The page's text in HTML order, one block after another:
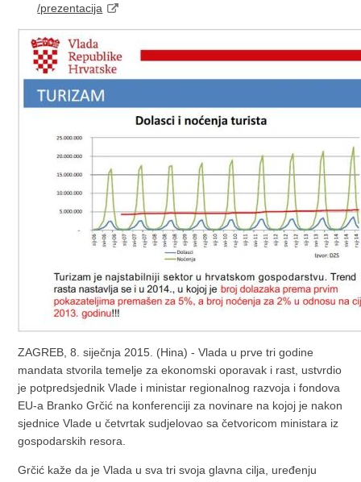
/prezentacija
ZAGREB, 8. siječnja 2015. (Hina) - Vlada u prve tri godine
mandata stvorila temelje za ekonomski oporavak i rast, ustvrdio
je potpredsjednik Vlade i ministar regionalnog razvoja i fondova
EU-a Branko Grčić na konferenciji za novinare na kojoj je nakon
sjednice Vlade u četvrtak sudjelovao sa četvoricom ministara iz
gospodarskih resora.
Grčić kaže da je Vlada u sva tri svoja glavna cilja, uređenju